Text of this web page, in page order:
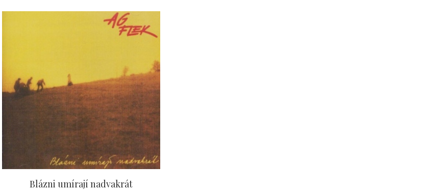
Blázni umírají nadvakrát